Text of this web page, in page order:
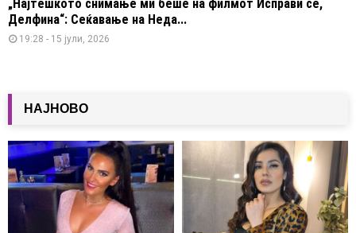
„Најтешкото снимање ми беше на филмот Исправи се,
Делфина“: Сеќавање на Неда...
19:28 - 15 јули, 2026
НАЈНОВО